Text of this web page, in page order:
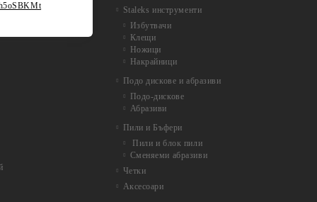
Staleks инструменти
Избутвачи
Клещи
Ножици
Накрайници
Подо дискове и абразиви
Подо-дискове
Абразиви
Пили и Бъфери
Пили и блок пили
Сменяеми абразиви
Четки
Аксесоари